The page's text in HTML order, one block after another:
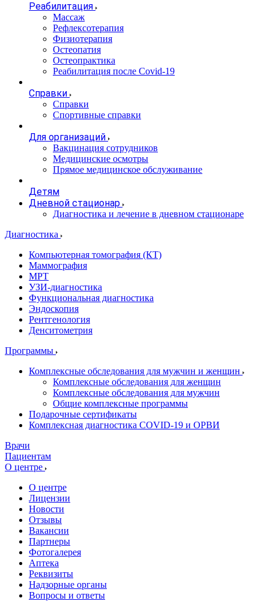
Реабилитация
Массаж
Рефлексотерапия
Физиотерапия
Остеопатия
Остеопрактика
Реабилитация после Covid-19
Справки
Справки
Спортивные справки
Для организаций
Вакцинация сотрудников
Медицинские осмотры
Прямое медицинское обслуживание
Детям
Дневной стационар
Диагностика и лечение в дневном стационаре
Диагностика
Компьютерная томография (КТ)
Маммография
МРТ
УЗИ-диагностика
Функциональная диагностика
Эндоскопия
Рентгенология
Денситометрия
Программы
Комплексные обследования для мужчин и женщин
Комплексные обследования для женщин
Комплексные обследования для мужчин
Общие комплексные программы
Подарочные сертификаты
Комплексная диагностика COVID-19 и ОРВИ
Врачи
Пациентам
О центре
О центре
Лицензии
Новости
Отзывы
Вакансии
Партнеры
Фотогалерея
Аптека
Реквизиты
Надзорные органы
Вопросы и ответы